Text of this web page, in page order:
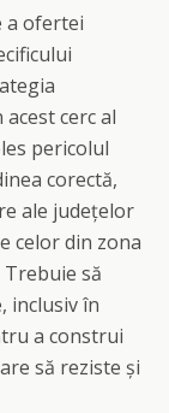
a ofertei
cerc al
pericolul
corectă,
ale județelor
celor din zona
să
inclusiv în
a construi
să reziste și